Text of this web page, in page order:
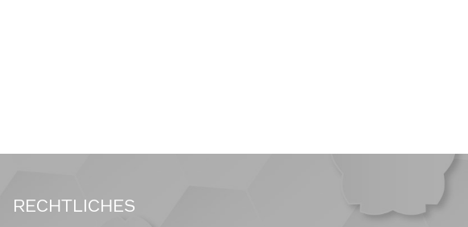
RECHTLICHES